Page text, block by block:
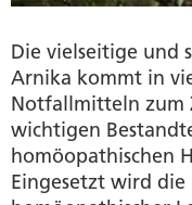
Die vielseitige und
Arnika kommt in
Notfallmitteln zum
wichtigen
homöopathischen
Eingesetzt wird